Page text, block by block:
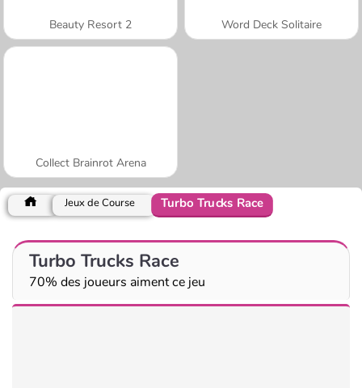
Beauty Resort 2 Word Deck Solitaire
Collect Brainrot Arena
Jeux de Course Turbo Trucks Race
Turbo Trucks Race
70% des joueurs aiment ce jeu